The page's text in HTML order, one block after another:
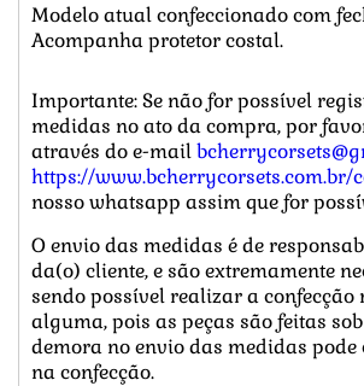
Modelo atual confeccionado com
Acompanha protetor costal.
Importante: Se não for possível
medidas no ato da compra, por
através do e-mail
https://www.bcherrycorsets.com.br/
nosso whatsapp assim que for
O envio das medidas é de
da(o) cliente, e são extremamente
sendo possível realizar a confecção
alguma, pois as peças são feitas
demora no envio das medidas
na confecção.